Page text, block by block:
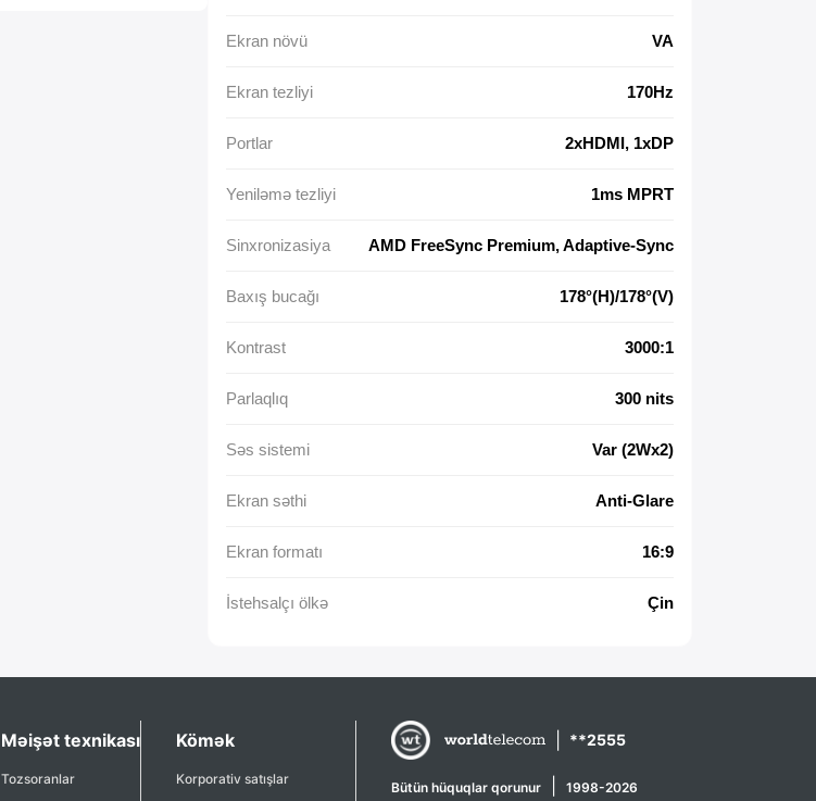
Ekran növü VA
Ekran tezliyi 170Hz
Portlar 2xHDMI, 1xDP
Yeniləmə tezliyi 1ms MPRT
Sinxronizasiya AMD FreeSync Premium, Adaptive-Sync
Baxış bucağı 178°(H)/178°(V)
Kontrast 3000:1
Parlaqlıq 300 nits
Səs sistemi Var (2Wx2)
Ekran səthi Anti-Glare
Ekran formatı 16:9
İstehsalçı ölkə Çin
Məişət texnikası
Tozsoranlar
Kömək
Korporativ satışlar
**2555
Bütün hüquqlar qorunur 1998-2026